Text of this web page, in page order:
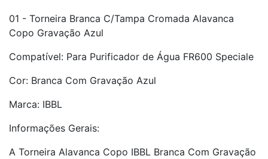
01 - Torneira Branca C/Tampa Cromada Alavanca
Copo Gravação Azul
Compatível: Para Purificador de Água FR600 Speciale
Cor: Branca Com Gravação Azul
Marca: IBBL
Informações Gerais:
A Torneira Alavanca Copo IBBL Branca Com Gravação